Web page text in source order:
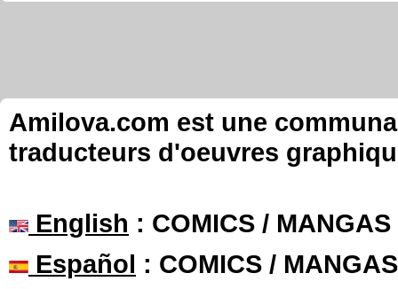
Amilova.com est une
traducteurs d'oeuvres
English : COMICS /
Español : COMICS /